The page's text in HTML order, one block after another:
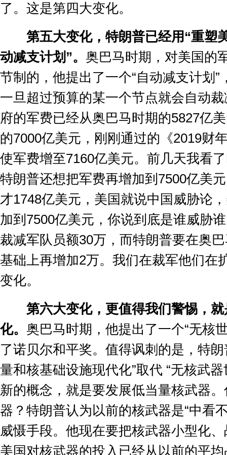
了。这是第四大变化。
第五大变化，特朗普已经用 “重塑
动减支计划 ”。 奥巴马时期，对美国的
节制的，他提出了一个“自动减支计划 ”
一旦超过预算的某一个节点就会自动
府的军费已经从奥巴马时期的5827亿
的7000亿美元，刚刚通过的《2019财
使军费增至7160亿美元。前几天我看
特朗普还想把军费再增加到 7500亿美
才1748亿美元，美国就说中国威胁论
加到 7500亿美元，你说到底是谁威胁
裁减军队员额30万，而特朗普要在奥
基础上再增加2万。我们在裁军他们在
变化。
第六大变化，更值得我们警惕，
化。 奥巴马时期，他提出了一个“无核
了诺贝尔和平奖。值得讽刺的是，特
量和核基础设施现代化”取代 “无核武器
新的概念，就是要发展低当量核武器
器？特朗普认为以前的核武器是“中看
威慑手段。他现在要把核武器小型化
美国对核武器的投入已经从以前的平